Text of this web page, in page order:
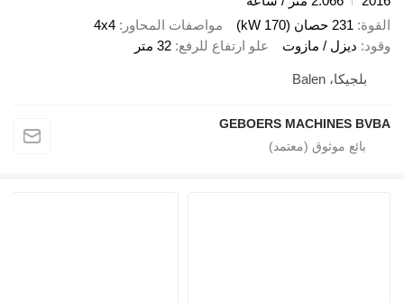
القوة 231 حصان (170 kW) مواصفات المحاور
4x4
وقود ديزل / مازوت علو ارتفاع للرفع 32 متر
بلجيكا، Balen
GEBOERS MACHINES BVBA